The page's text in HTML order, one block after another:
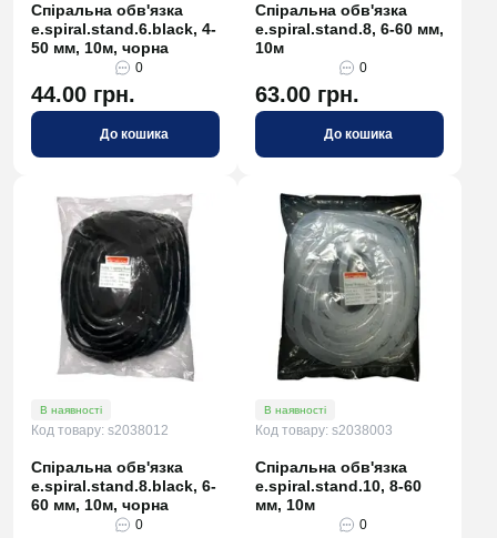
Спіральна обв'язка
e.spiral.stand.6.black, 4-
50 мм, 10м, чорна
0
44.00 грн.
До кошика
Спіральна обв'язка
e.spiral.stand.8, 6-60 мм,
10м
0
63.00 грн.
До кошика
В наявності
Код товару: s2038012
Спіральна обв'язка
e.spiral.stand.8.black, 6-
60 мм, 10м, чорна
0
В наявності
Код товару: s2038003
Спіральна обв'язка
e.spiral.stand.10, 8-60
мм, 10м
0